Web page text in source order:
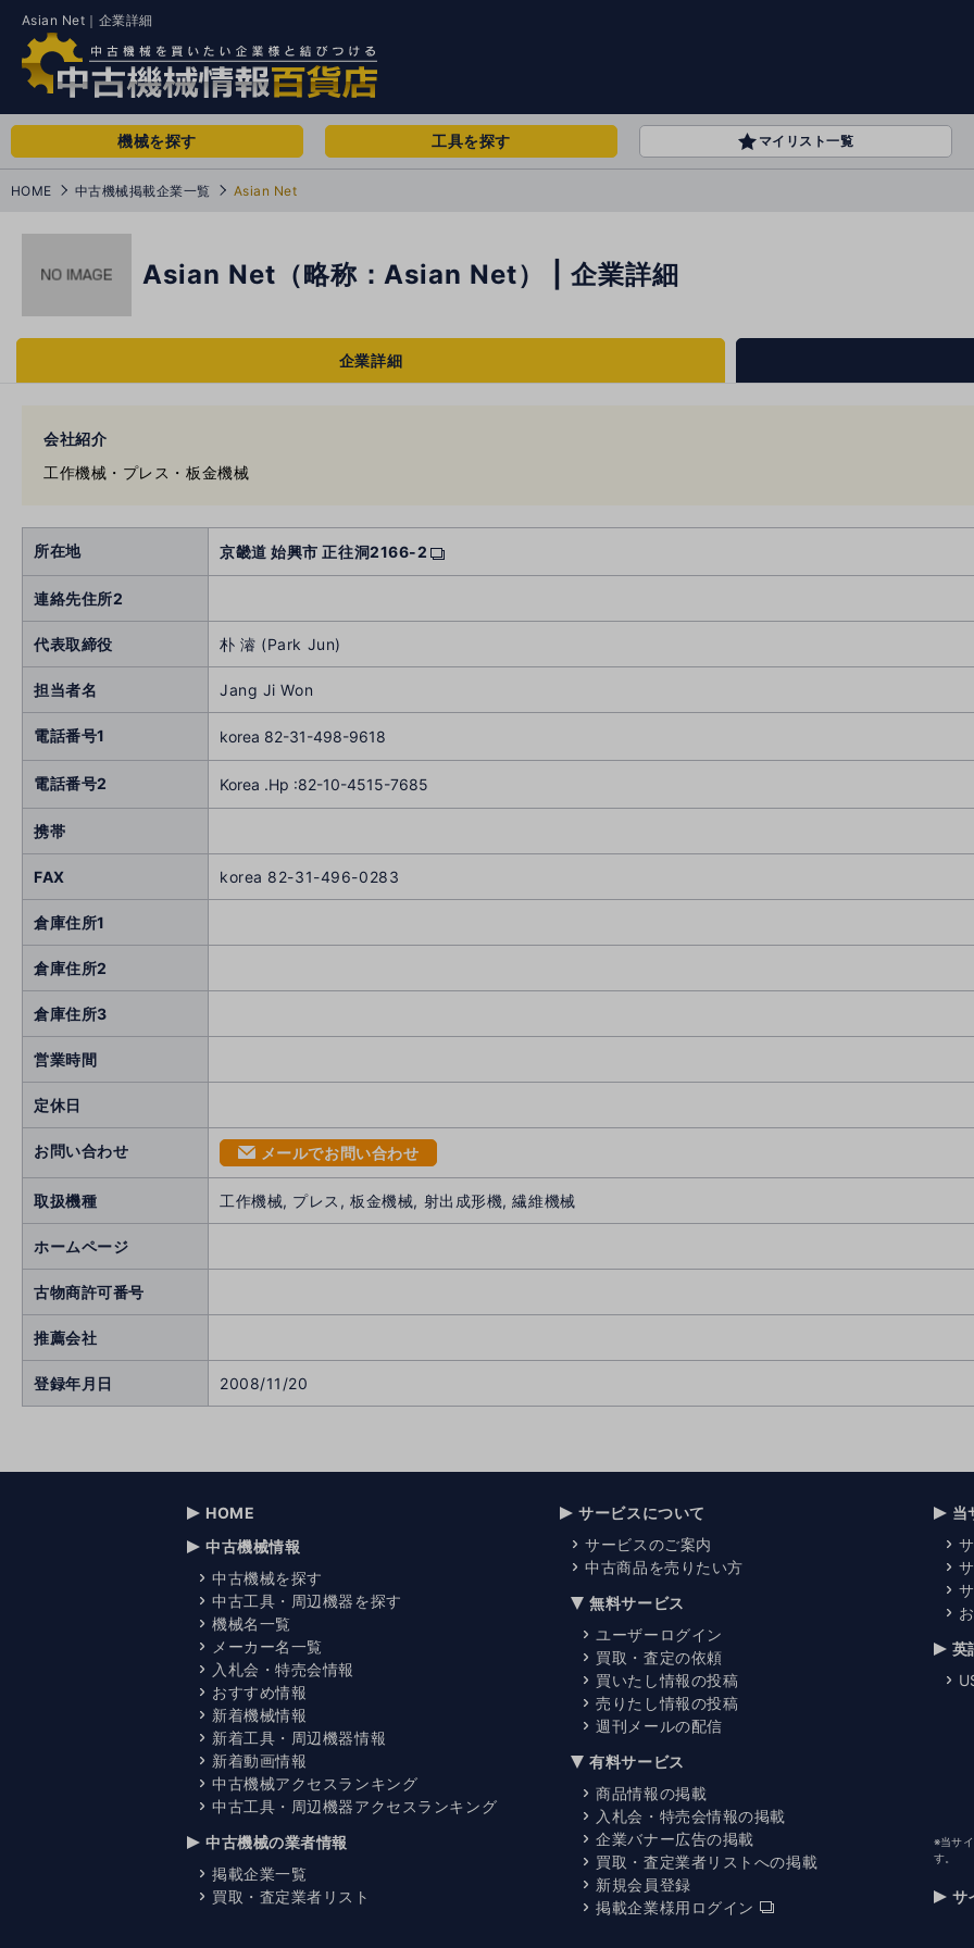
Asian Net｜企業詳細
機械を探す 工具を探す マイリスト一覧
HOME 中古機械掲載企業一覧 Asian Net
Asian Net（略称：Asian Net） | 企業詳細
企業詳細
会社紹介
工作機械・プレス・板金機械
所在地 京畿道 始興市 正往洞2166-2
連絡先住所2
代表取締役 朴 濬 (Park Jun)
担当者名 Jang Ji Won
電話番号1 korea 82-31-498-9618
電話番号2 Korea .Hp :82-10-4515-7685
携帯
FAX korea 82-31-496-0283
倉庫住所1
倉庫住所2
倉庫住所3
営業時間
定休日
お問い合わせ mail メールでお問い合わせ
取扱機種 工作機械, プレス, 板金機械, 射出成形機, 繊維機械
ホームページ
古物商許可番号
推薦会社
登録年月日 2008/11/20
HOME
中古機械情報
中古機械を探す
中古工具・周辺機器を探す
機械名一覧
メーカー名一覧
入札会・特売会情報
おすすめ情報
新着機械情報
新着工具・周辺機器情報
新着動画情報
中古機械アクセスランキング
中古工具・周辺機器アクセスランキング
中古機械の業者情報
掲載企業一覧
買取・査定業者リスト
サービスについて
サービスのご案内
中古商品を売りたい方
無料サービス
ユーザーログイン
買取・査定の依頼
買いたし情報の投稿
売りたし情報の投稿
週刊メールの配信
有料サービス
商品情報の掲載
入札会・特売会情報の掲載
企業バナー広告の掲載
買取・査定業者リストへの掲載
新規会員登録
掲載企業様用ログイン
当
英
※当サ
す。
サ